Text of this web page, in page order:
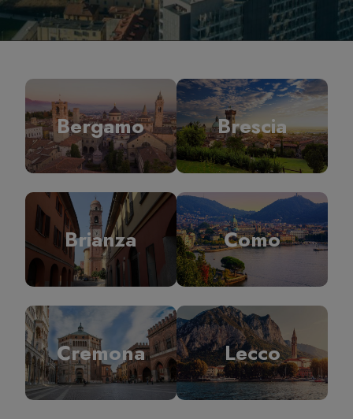
Bergamo Brescia
Brianza Como
Cremona Lecco